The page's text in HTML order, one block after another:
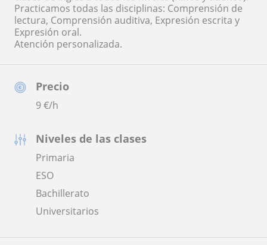
Precio
9€/h
Niveles de las clases
Primaria
ESO
Bachillerato
Universitarios
Practicamos todas las disciplinas: Comprensión de
lectura, Comprensión auditiva, Expresión escrita y
Expresión oral.
Atención personalizada.